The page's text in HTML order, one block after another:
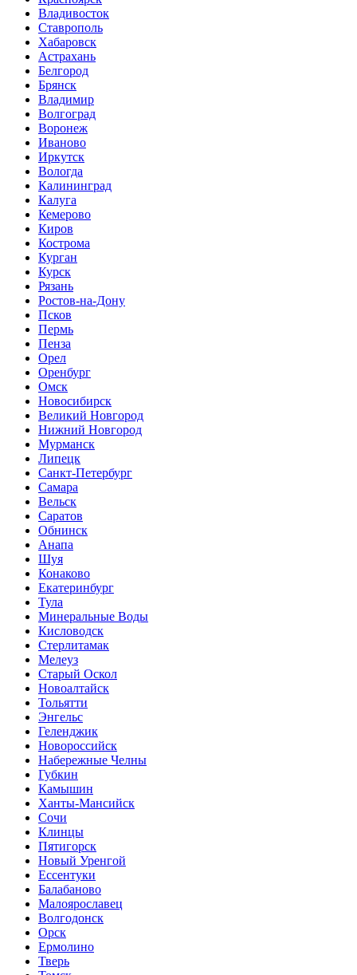
Владивосток
Ставрополь
Хабаровск
Астрахань
Белгород
Брянск
Владимир
Волгоград
Воронеж
Иваново
Иркутск
Вологда
Калининград
Калуга
Кемерово
Киров
Кострома
Курган
Курск
Рязань
Ростов-на-Дону
Псков
Пермь
Пенза
Орел
Оренбург
Омск
Новосибирск
Великий Новгород
Нижний Новгород
Мурманск
Липецк
Санкт-Петербург
Самара
Вельск
Саратов
Обнинск
Анапа
Шуя
Конаково
Екатеринбург
Тула
Минеральные Воды
Кисловодск
Стерлитамак
Мелеуз
Старый Оскол
Новоалтайск
Тольятти
Энгельс
Геленджик
Новороссийск
Набережные Челны
Губкин
Камышин
Ханты-Мансийск
Сочи
Клинцы
Пятигорск
Новый Уренгой
Ессентуки
Балабаново
Малоярославец
Волгодонск
Орск
Ермолино
Тверь